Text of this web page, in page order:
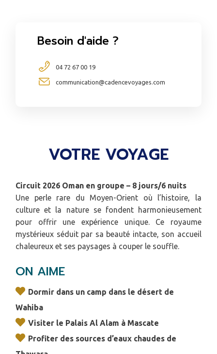
VOTRE VOYAGE
Circuit 2026 Oman en groupe – 8 jours/6 nuits
Une perle rare du Moyen-Orient où l’histoire, la
culture et la nature se fondent harmonieusement
pour offrir une expérience unique. Ce royaume
mystérieux séduit par sa beauté intacte, son accueil
chaleureux et ses paysages à couper le souffle.
ON AIME
Dormir dans un camp dans le désert de
Wahiba
Visiter le Palais Al Alam à Mascate
Profiter des sources d’eaux chaudes de
Besoin d'aide ?
04 72 67 00 19
communication@cadencevoyages.com